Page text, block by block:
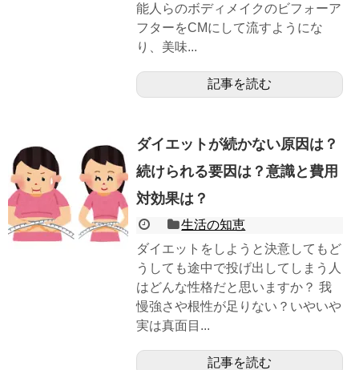
能人らのボディメイクのビフォーア
フターをCMにして流すようにな
り、美味...
記事を読む
ダイエットが続かない原因は？
続けられる要因は？意識と費用
対効果は？
生活の知恵
ダイエットをしようと決意してもど
うしても途中で投げ出してしまう人
はどんな性格だと思いますか？ 我
慢強さや根性が足りない？いやいや
実は真面目...
記事を読む